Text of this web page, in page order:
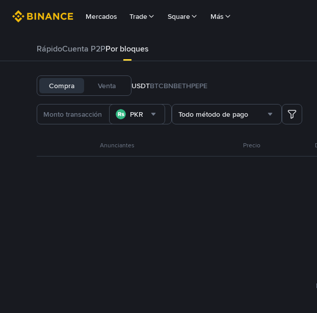
Mercados Trade Square Más
RápidoCuenta P2PPor bloques
Compra Venta USDTBTCBNBETHPEPE
PKR Todo método de pago
Anunciantes Precio